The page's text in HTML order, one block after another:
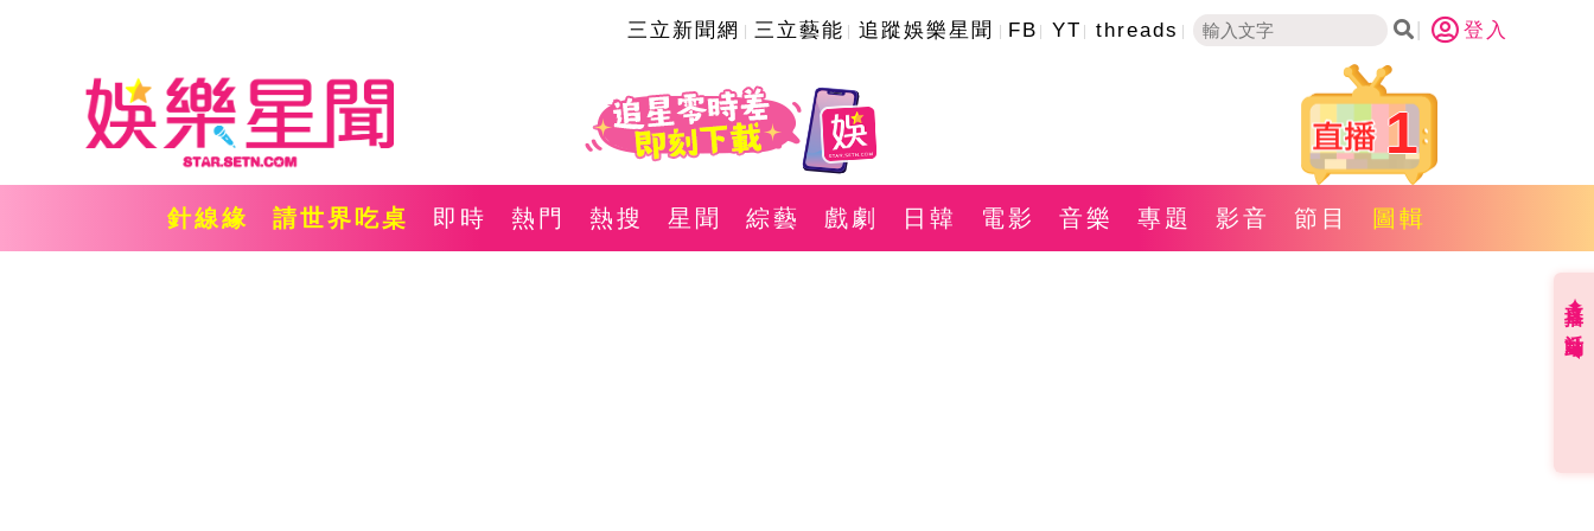
三立新聞網 三立藝能 追蹤娛樂星聞 FB YT threads 登入
1
針線緣 請世界吃桌 即時 熱門 熱搜 星聞 綜藝 戲劇 日韓 電影 音樂 專題 影音 節目 圖輯
直播✦活動